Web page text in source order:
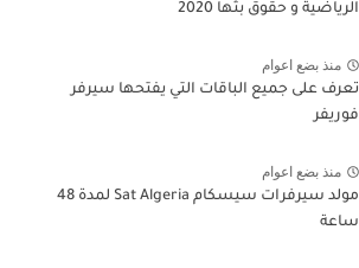
الرياضية و حقوق بثها 2020
منذ بضع اعوام
تعرف على جميع الباقات التي يفتحها سيرفر
فوريفر
منذ بضع اعوام
مولد سيرفرات سيسكام Sat Algeria لمدة 48
ساعة